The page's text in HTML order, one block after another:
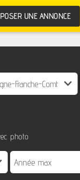
UNE ANNONCE
photo